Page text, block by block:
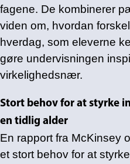
fagene. De kombinerer
viden om, hvordan
hverdag, som eleverne
gøre undervisningen
virkelighedsnær.
Stort behov for at styrke
en tidlig alder
En rapport fra McKinsey
et stort behov for at